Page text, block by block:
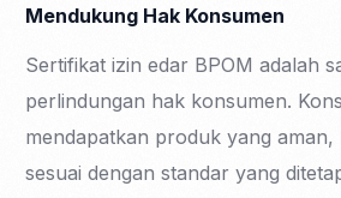
Mendukung Hak Konsumen
Sertifikat izin edar BPOM adalah
perlindungan hak konsumen.
mendapatkan produk yang aman,
sesuai dengan standar yang